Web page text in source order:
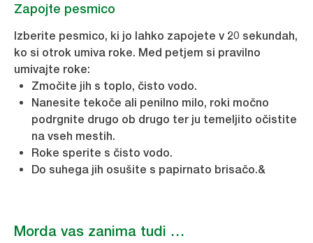
Zapojte pesmico
Izberite pesmico, ki jo lahko zapojete v 20 sekundah,
ko si otrok umiva roke. Med petjem si pravilno
umivajte roke:
Zmočite jih s toplo, čisto vodo.
Nanesite tekoče ali penilno milo, roki močno
podrgnite drugo ob drugo ter ju temeljito očistite
na vseh mestih.
Roke sperite s čisto vodo.
Do suhega jih osušite s papirnato brisačo.&
Morda vas zanima tudi …